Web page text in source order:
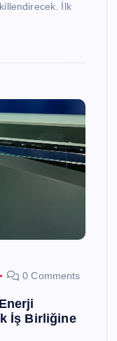
İlk
0 Comments
İş Birliğine